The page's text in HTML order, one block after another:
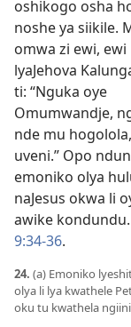
oshikogo osha
noshe ya siikile.
omwa zi ewi, ewi
lyaJehova
ti: “Nguka oye
Omumwandje,
nde mu
uveni.” Opo
emoniko olya
naJesus okwa li
awike
9:34-36.
24. (a) Emoniko
olya li lya kwathele
oku tu kwathela